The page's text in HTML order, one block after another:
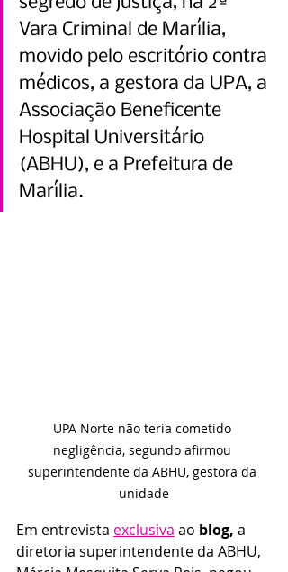
Vara Criminal de Marília,
movido pelo escritório contra
médicos, a gestora da UPA, a
Associação Beneficente
Hospital Universitário
(ABHU), e a Prefeitura de
Marília.
UPA Norte não teria cometido
negligência, segundo afirmou
superintendente da ABHU, gestora da
unidade
Em entrevista exclusiva ao blog, a
diretoria superintendente da ABHU,